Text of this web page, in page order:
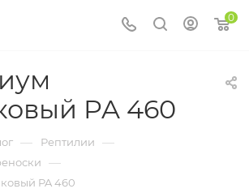
0
PA 460
— Рептилии —
—
PA 460